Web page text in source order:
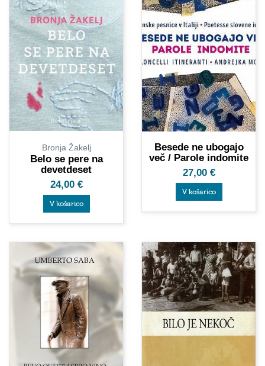
Bronja Žakelj
Belo se pere na
devetdeset
24,00 €
V košarico
Besede ne ubogajo
več / Parole indomite
27,00 €
V košarico